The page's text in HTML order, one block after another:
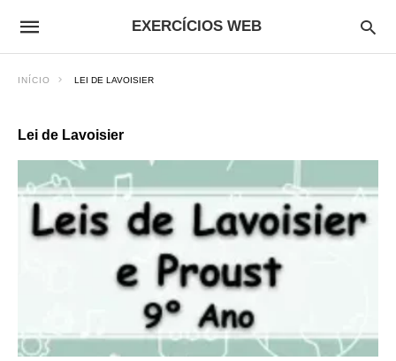
EXERCÍCIOS WEB
INÍCIO LEI DE LAVOISIER
Lei de Lavoisier